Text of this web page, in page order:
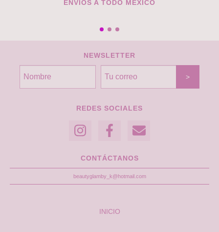
ENVÍOS A TODO MÉXICO
NEWSLETTER
REDES SOCIALES
CONTÁCTANOS
beautyglamby_k@hotmail.com
INICIO